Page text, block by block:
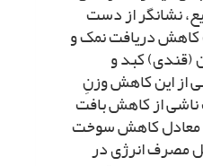
نشانگر از دست
دریافت نمک و
(قندى) کبد و
از این کاهش وزنِ
از کاهش بافت
معادل کاهش سوخت
مصرف انرژى در